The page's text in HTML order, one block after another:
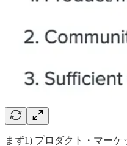
まず1) プロダクト・マー